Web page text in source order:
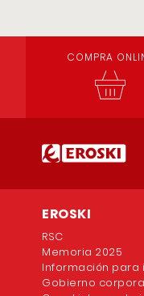
COMPRA
EROSKI
RSC
Memoria 2025
Información para
Gobierno